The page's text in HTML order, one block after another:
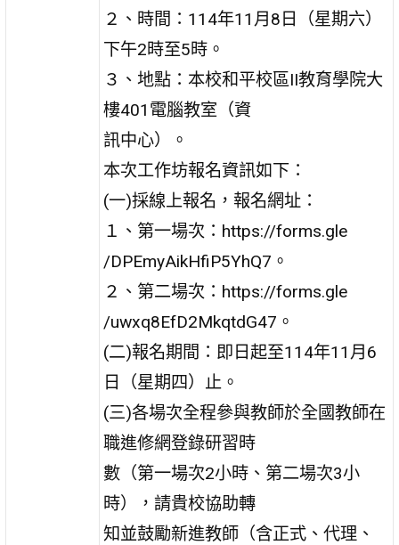
２、時間：114年11月8日（星期六）
下午2時至5時。
３、地點：本校和平校區II教育學院大
樓401電腦教室（資
訊中心）。
本次工作坊報名資訊如下：
(一)採線上報名，報名網址：
１、第一場次：https://forms.gle
/DPEmyAikHfiP5YhQ7。
２、第二場次：https://forms.gle
/uwxq8EfD2MkqtdG47。
(二)報名期間：即日起至114年11月6
日（星期四）止。
(三)各場次全程參與教師於全國教師在
職進修網登錄研習時
數（第一場次2小時、第二場次3小
時），請貴校協助轉
知並鼓勵新進教師（含正式、代理、